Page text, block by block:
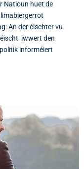
Natioun huet de
An der éischter vu
iwwert den
informéiert